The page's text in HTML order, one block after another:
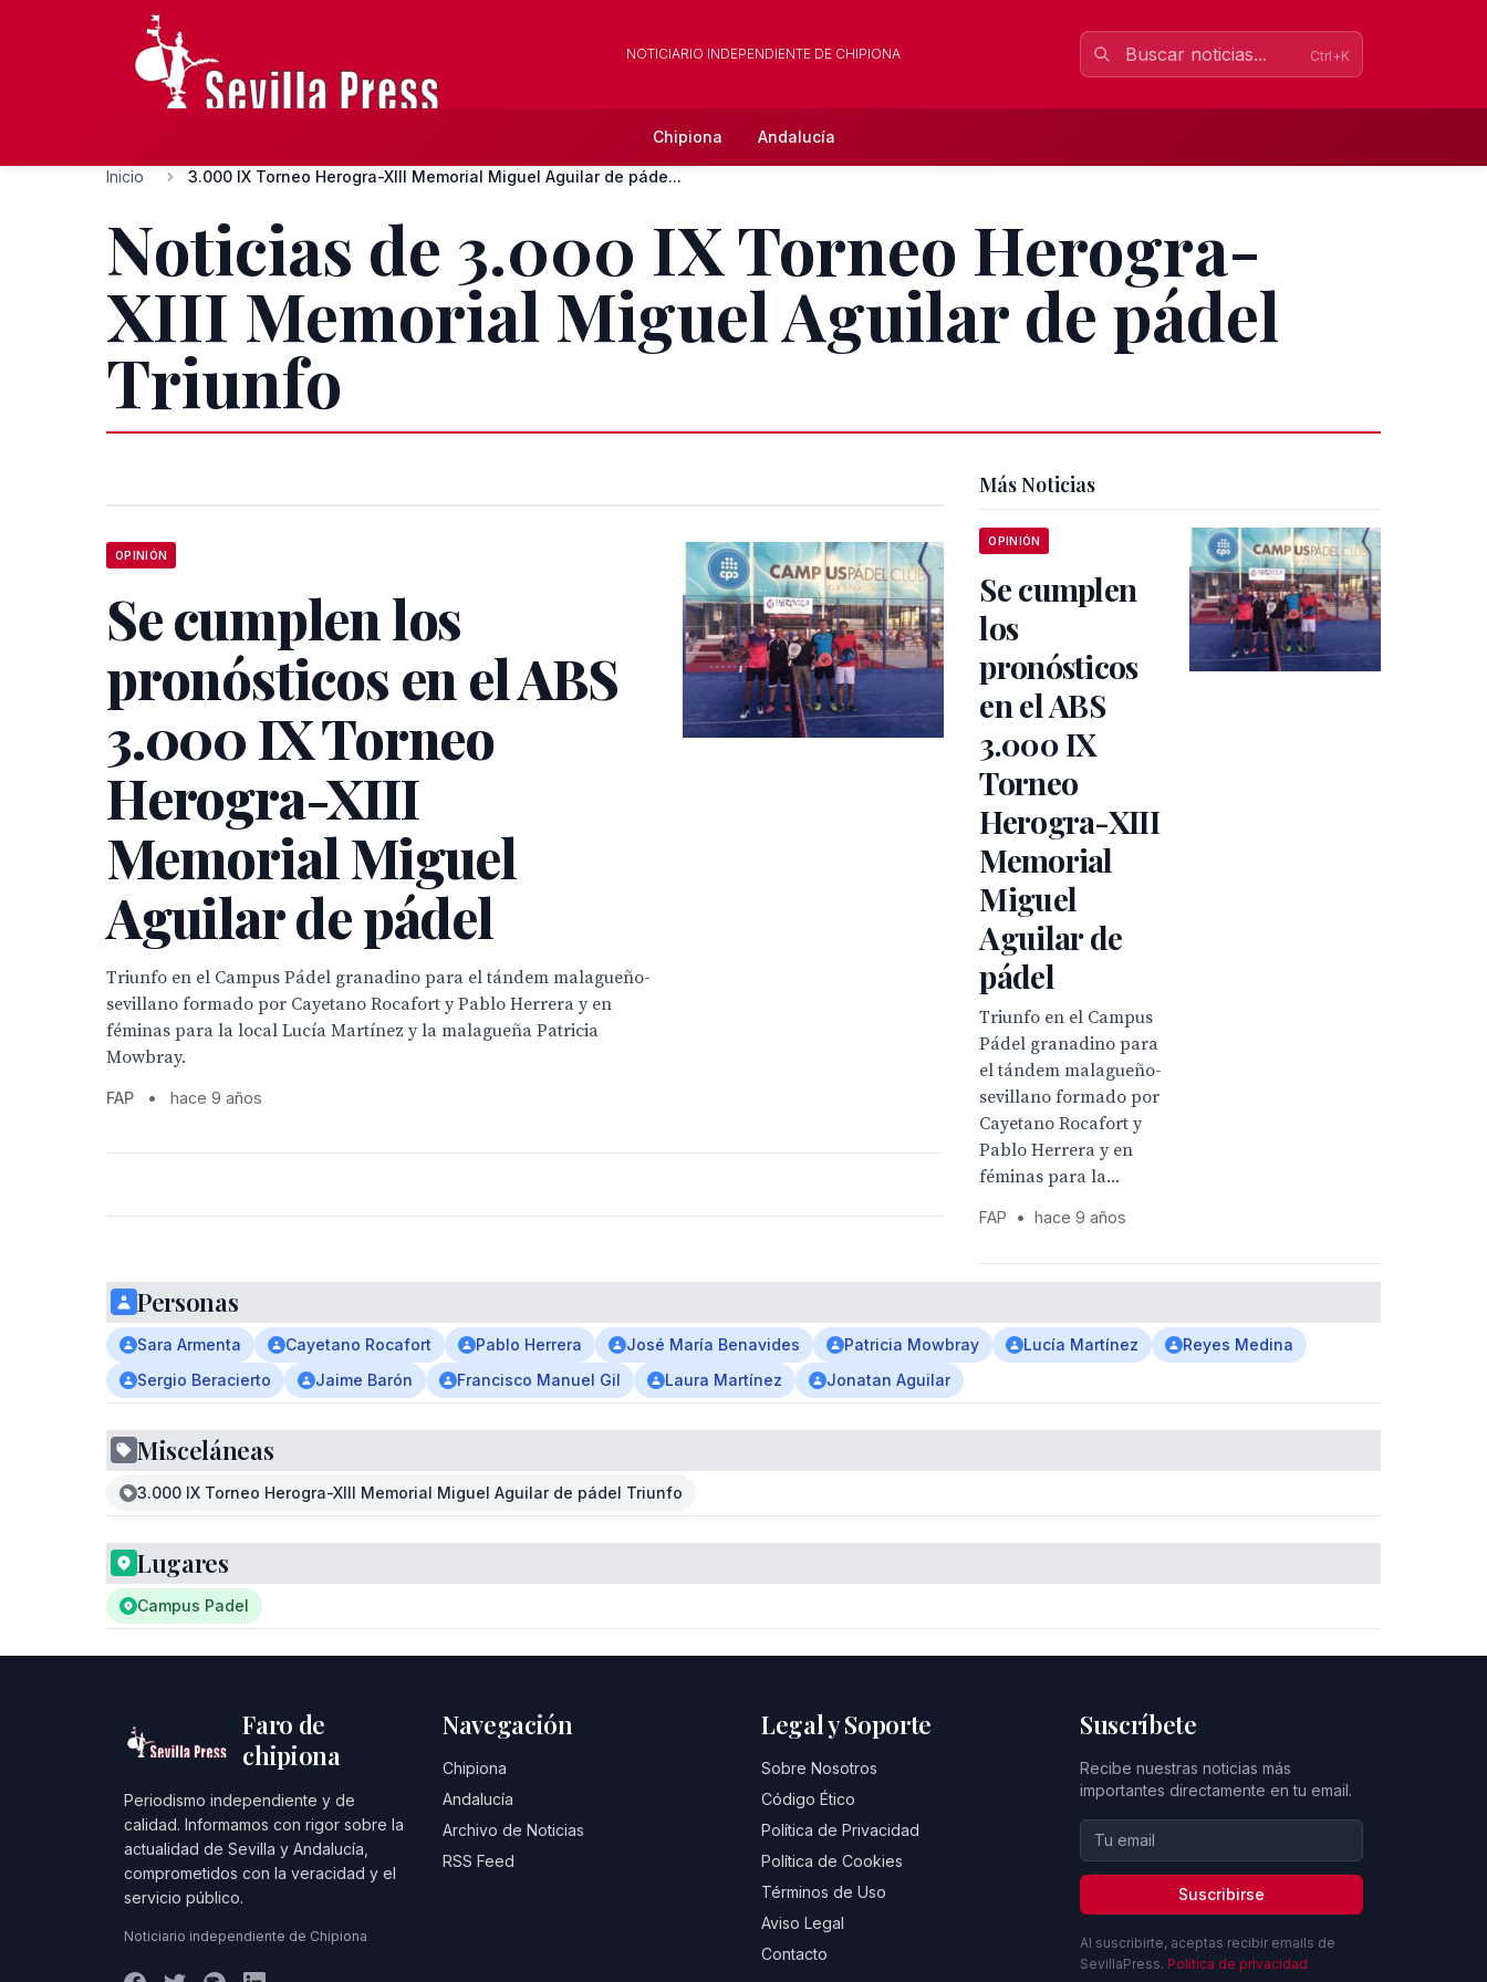
NOTICIARIO INDEPENDIENTE DE CHIPIONA Ctrl+K
Chipiona Andalucía
Inicio 3.000 IX Torneo Herogra-XIII Memorial Miguel Aguilar de páde...
Noticias de 3.000 IX Torneo Herogra-
XIII Memorial Miguel Aguilar de pádel
Triunfo
OPINIÓN
Se cumplen los
pronósticos en el ABS
3.000 IX Torneo
Herogra-XIII
Memorial Miguel
Aguilar de pádel
Triunfo en el Campus Pádel granadino para el tándem malagueño-
sevillano formado por Cayetano Rocafort y Pablo Herrera y en
féminas para la local Lucía Martínez y la malagueña Patricia
Mowbray.
FAP • hace 9 años
Más Noticias
OPINIÓN
Se cumplen
los
pronósticos
en el ABS
3.000 IX
Torneo
Herogra-XIII
Memorial
Miguel
Aguilar de
pádel
Triunfo en el Campus
Pádel granadino para
el tándem malagueño-
sevillano formado por
Cayetano Rocafort y
Pablo Herrera y en
féminas para la...
FAP • hace 9 años
Personas
Sara Armenta Cayetano Rocafort Pablo Herrera José María Benavides Patricia Mowbray Lucía Martínez
Reyes Medina
Sergio Beracierto
Jaime Barón Francisco Manuel Gil Laura Martínez Jonatan Aguilar
Misceláneas
3.000 IX Torneo Herogra-XIII Memorial Miguel Aguilar de pádel Triunfo
Lugares
Campus Padel
Faro de
chipiona
Periodismo independiente y de
calidad. Informamos con rigor sobre la
actualidad de Sevilla y Andalucía,
comprometidos con la veracidad y el
servicio público.
Noticiario independiente de Chipiona
Navegación
Chipiona
Andalucía
Archivo de Noticias
RSS Feed
Legal y Soporte
Sobre Nosotros
Código Ético
Política de Privacidad
Política de Cookies
Términos de Uso
Aviso Legal
Contacto
Suscríbete
Recibe nuestras noticias más
importantes directamente en tu email.
Suscribirse
Al suscribirte, aceptas recibir emails de
SevillaPress. Política de privacidad